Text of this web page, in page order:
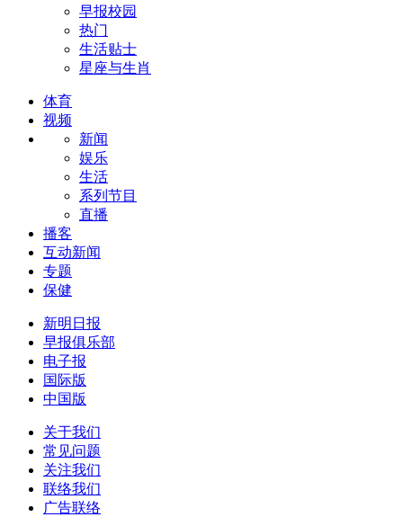
早报校园
热门
生活贴士
星座与生肖
体育
视频
新闻
娱乐
生活
系列节目
直播
播客
互动新闻
专题
保健
新明日报
早报俱乐部
电子报
国际版
中国版
关于我们
常见问题
关注我们
联络我们
广告联络